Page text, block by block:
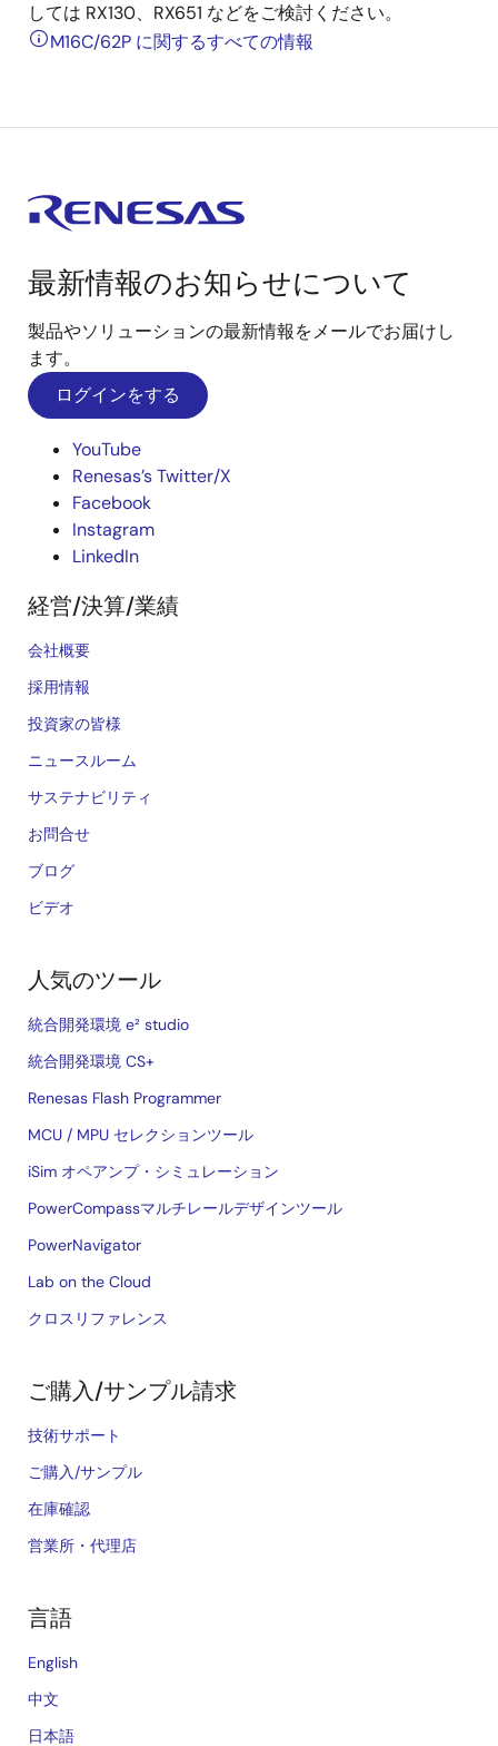
しては RX130、RX651 などをご検討ください。
M16C/62P に関するすべての情報
最新情報のお知らせについて
製品やソリューションの最新情報をメールでお届けし
ます。
ログインをする
YouTube
Renesas’s Twitter/X
Facebook
Instagram
LinkedIn
経営/決算/業績
会社概要
採用情報
投資家の皆様
ニュースルーム
サステナビリティ
お問合せ
ブログ
ビデオ
人気のツール
統合開発環境 e² studio
統合開発環境 CS+
Renesas Flash Programmer
MCU / MPU セレクションツール
iSim オペアンプ・シミュレーション
PowerCompassマルチレールデザインツール
PowerNavigator
Lab on the Cloud
クロスリファレンス
ご購入/サンプル請求
技術サポート
ご購入/サンプル
在庫確認
営業所・代理店
言語
English
中文
日本語